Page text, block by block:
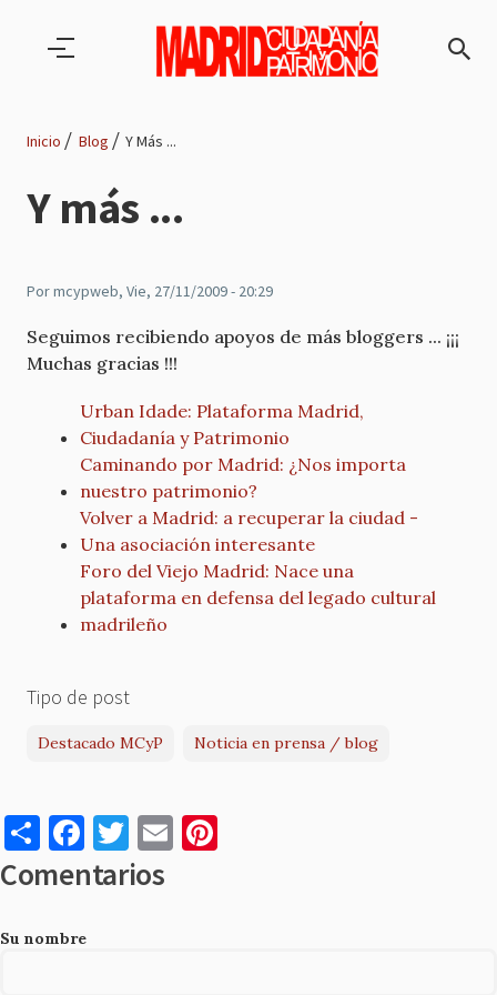
Ruta
de
navegación
Inicio Blog Y Más ...
Y más ...
Pormcypweb, Vie, 27/11/2009 - 20:29
Seguimos recibiendo apoyos de más bloggers ... ¡¡¡
Muchas gracias !!!
Urban Idade: Plataforma Madrid,
Ciudadanía y Patrimonio
Caminando por Madrid: ¿Nos importa
nuestro patrimonio?
Volver a Madrid: a recuperar la ciudad -
Una asociación interesante
Foro del Viejo Madrid: Nace una
plataforma en defensa del legado cultural
madrileño
Tipo de post
Destacado MCyP Noticia en prensa / blog
S
h
ar
e
F
a
c
e
T
w
it
E
m
Comentarios
Su nombre